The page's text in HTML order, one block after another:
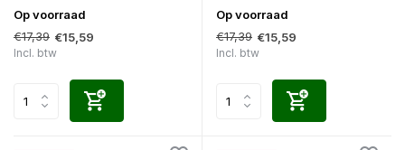
Op voorraad
€17,39 €15,59
Incl. btw
Op voorraad
€17,39 €15,59
Incl. btw